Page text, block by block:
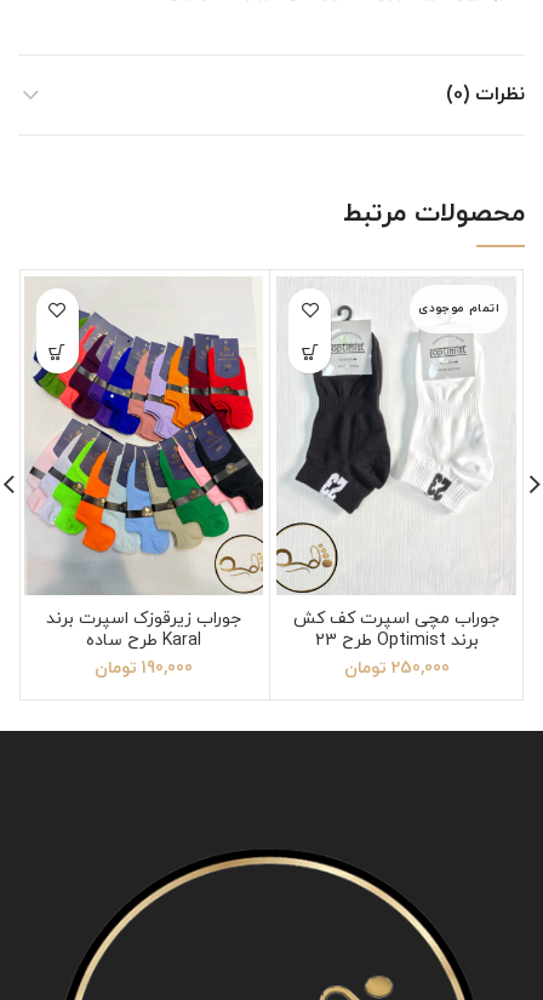
نظرات (0)
محصولات مرتبط
اتمام موجودی
جوراب مچی اسپرت کف کش
برند Optimist طرح 23
250,000 تومان
جوراب زیرقوزک اسپرت برند
Karal طرح ساده
190,000 تومان